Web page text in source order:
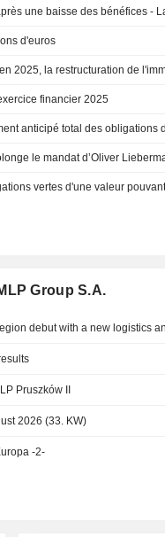
d'euros
financier 2025
Group S.A.
Pruszków II
2026 (33. KW)
-2-